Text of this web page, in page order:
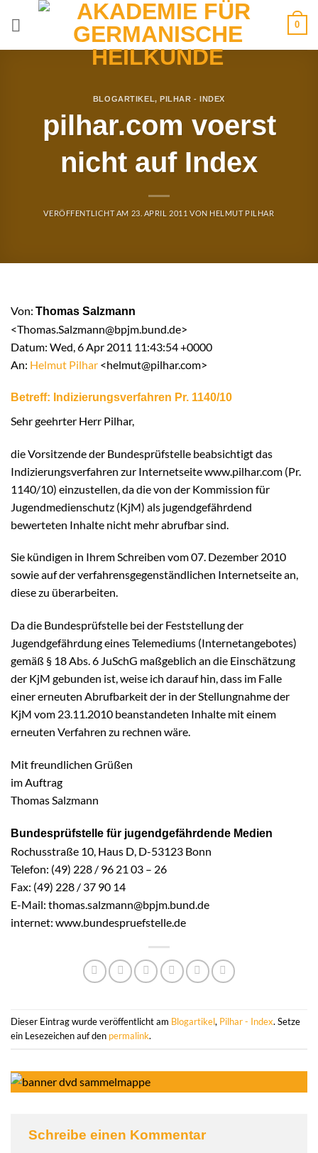
0
BLOGARTIKEL,PILHAR - INDEX
pilhar.com voerst
nicht auf Index
VERÖFFENTLICHT AM 23. APRIL 2011 VON HELMUT PILHAR
Von: Thomas Salzmann
<Thomas.Salzmann@bpjm.bund.de>
Datum: Wed, 6 Apr 2011 11:43:54 +0000
An: Helmut Pilhar <helmut@pilhar.com>
Betreff: Indizierungsverfahren Pr. 1140/10
Sehr geehrter Herr Pilhar,
die Vorsitzende der Bundesprüfstelle beabsichtigt das
Indizierungsverfahren zur Internetseite www.pilhar.com (Pr.
1140/10) einzustellen, da die von der Kommission für
Jugendmedienschutz (KjM) als jugendgefährdend
bewerteten Inhalte nicht mehr abrufbar sind.
Sie kündigen in Ihrem Schreiben vom 07. Dezember 2010
sowie auf der verfahrensgegenständlichen Internetseite an,
diese zu überarbeiten.
Da die Bundesprüfstelle bei der Feststellung der
Jugendgefährdung eines Telemediums (Internetangebotes)
gemäß § 18 Abs. 6 JuSchG maßgeblich an die Einschätzung
der KjM gebunden ist, weise ich darauf hin, dass im Falle
einer erneuten Abrufbarkeit der in der Stellungnahme der
KjM vom 23.11.2010 beanstandeten Inhalte mit einem
erneuten Verfahren zu rechnen wäre.
Mit freundlichen Grüßen
im Auftrag
Thomas Salzmann
Bundesprüfstelle für jugendgefährdende Medien
Rochusstraße 10, Haus D, D-53123 Bonn
Telefon: (49) 228 / 96 21 03 – 26
Fax: (49) 228 / 37 90 14
E-Mail: thomas.salzmann@bpjm.bund.de
internet: www.bundespruefstelle.de
Dieser Eintrag wurde veröffentlicht am Blogartikel, Pilhar - Index. Setze
ein Lesezeichen auf den permalink.
Schreibe einen Kommentar